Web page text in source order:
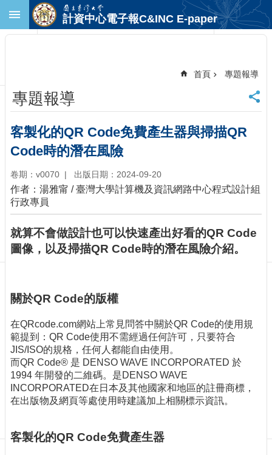
跳到主要內容區塊
首
頁
臺
大
首
計
中
首
聯
絡
訂
閱/
消
網
站
導
覽
最
消
計資中心電子報C&INC E-paper
首頁 專題報導
專題報導
客製化的QR Code免費產生器與掃描QR
Code時的潛在風險
卷期：v0070 出版日期：2024-09-20
作者：湯雅甯 / 臺灣大學計算機及資訊網路中心程式設計組
行政專員
就算不會做設計也可以快速產出好看的QR Code
圖像，以及掃描QR Code時的潛在風險介紹。
關於QR Code的版權
在QRcode.com網站上常見問答中關於QR Code的使用規
範提到：QR Code使用不需經過任何許可，只要符合
JIS/ISO的規格，任何人都能自由使用。
而QR Code® 是 DENSO WAVE INCORPORATED 於
1994 年開發的二維碼。是DENSO WAVE
INCORPORATED在日本及其他國家和地區的註冊商標，
在出版物及網頁等處使用時建議加上相關標示資訊。
客製化的QR Code免費產生器